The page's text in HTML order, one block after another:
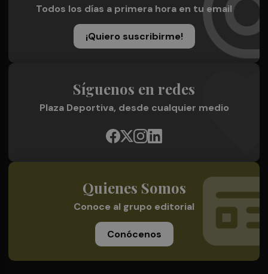
Todos los días a primera hora en tu email
¡Quiero suscribirme!
Síguenos en redes
Plaza Deportiva, desde cualquier medio
Quienes Somos
Conoce al grupo editorial
Conócenos